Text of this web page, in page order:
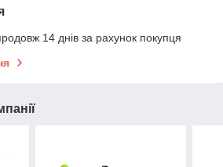
14 днів за рахунок покупця